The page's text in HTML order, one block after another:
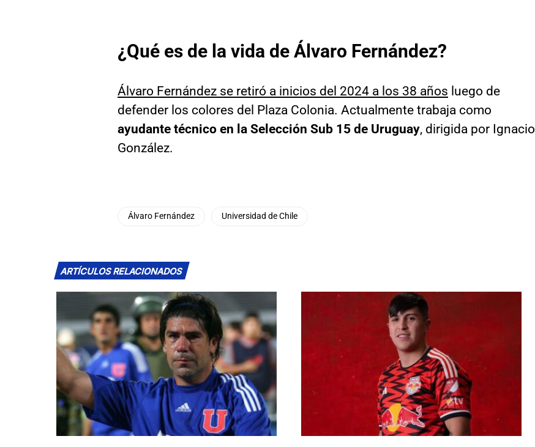
¿Qué es de la vida de Álvaro Fernández?
Álvaro Fernández se retiró a inicios del 2024 a los 38 años luego de
defender los colores del Plaza Colonia. Actualmente trabaja como
ayudante técnico en la Selección Sub 15 de Uruguay, dirigida por Ignacio
González.
Álvaro Fernández Universidad de Chile
ARTÍCULOS RELACIONADOS